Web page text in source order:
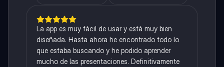
La app es muy fácil de usar y está muy bien
diseñada. Hasta ahora he encontrado todo lo
que estaba buscando y he podido aprender
mucho de las presentaciones. Definitivamente